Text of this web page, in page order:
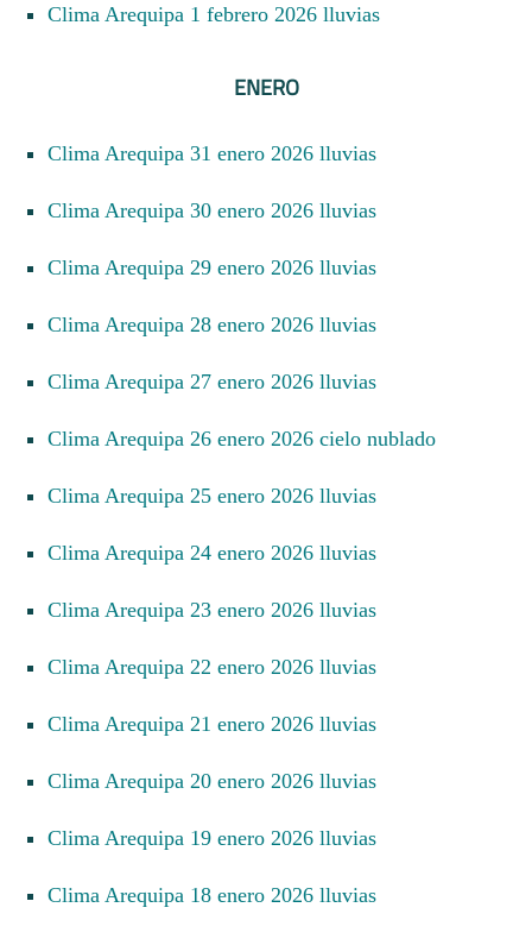
Clima Arequipa 1 febrero 2026 lluvias
ENERO
Clima Arequipa 31 enero 2026 lluvias
Clima Arequipa 30 enero 2026 lluvias
Clima Arequipa 29 enero 2026 lluvias
Clima Arequipa 28 enero 2026 lluvias
Clima Arequipa 27 enero 2026 lluvias
Clima Arequipa 26 enero 2026 cielo nublado
Clima Arequipa 25 enero 2026 lluvias
Clima Arequipa 24 enero 2026 lluvias
Clima Arequipa 23 enero 2026 lluvias
Clima Arequipa 22 enero 2026 lluvias
Clima Arequipa 21 enero 2026 lluvias
Clima Arequipa 20 enero 2026 lluvias
Clima Arequipa 19 enero 2026 lluvias
Clima Arequipa 18 enero 2026 lluvias